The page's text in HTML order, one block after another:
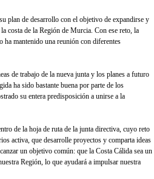
plan de desarrollo con el objetivo de expandirse y
costa de la Región de Murcia. Con ese reto, la
ha mantenido una reunión con diferentes
de trabajo de la nueva junta y los planes a futuro
ha sido bastante buena por parte de los
su entera predisposición a unirse a la
de la hoja de ruta de la junta directiva, cuyo reto
activa, que desarrolle proyectos y comparta ideas
un objetivo común: que la Costa Cálida sea un
Región, lo que ayudará a impulsar nuestra